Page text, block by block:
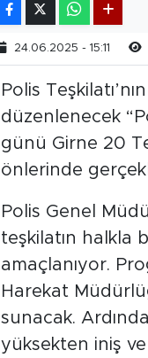
24.06.2025 - 15:11
Polis
düzenlenecek
günü Girne 20
önlerinde
Polis Genel
teşkilatın halkla
amaçlanıyor.
Harekat
sunacak.
yüksekten iniş